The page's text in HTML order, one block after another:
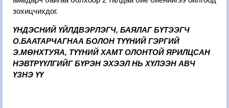
зохицчихдог.
ҮНДЭСНИЙ ҮЙЛДВЭРЛЭГЧ, БАЯЛАГ БҮТЭЭГЧ
О.БААТАРЧАГНАА БОЛОН ТҮҮНИЙ ГЭРГИЙ
Э.МӨНХТУЯА, ТҮҮНИЙ ХАМТ ОЛОНТОЙ ЯРИЛЦСАН
НЭВТРҮҮЛГИЙГ БҮРЭН ЭХЭЭЛ НЬ ХҮЛЭЭН АВЧ
ҮЗНЭ ҮҮ